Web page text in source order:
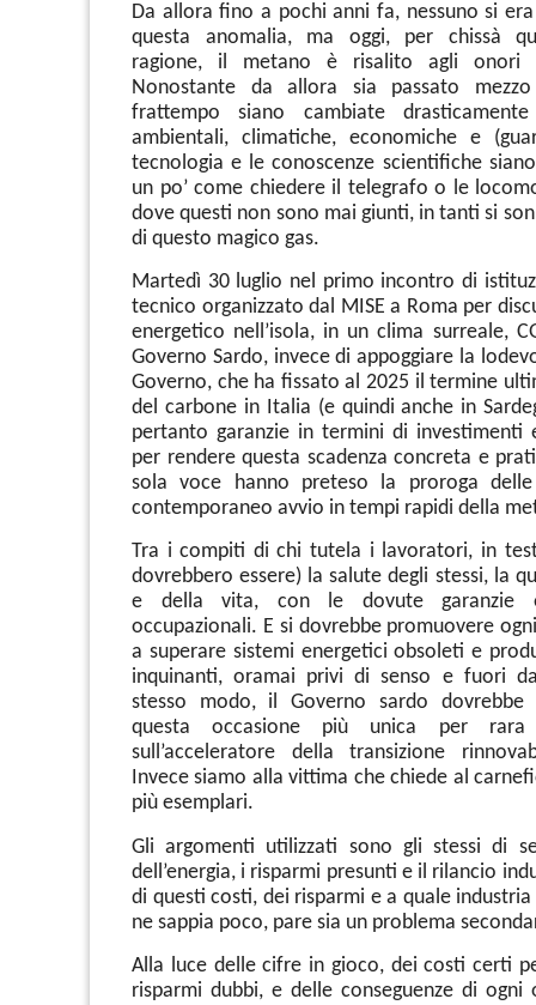
Da allora fino a pochi anni fa, nessuno si
questa anomalia, ma oggi, per chissà
ragione, il metano è risalito agli onori
Nonostante da allora sia passato
frattempo siano cambiate
ambientali, climatiche, economiche e
tecnologia e le conoscenze scientifiche
un po’ come chiedere il telegrafo o le
dove questi non sono mai giunti, in tanti si
di questo magico gas.
Martedì 30 luglio nel primo incontro di
tecnico organizzato dal MISE a Roma per
energetico nell’isola, in un clima surreale,
Governo Sardo, invece di appoggiare la
Governo, che ha fissato al 2025 il termine
del carbone in Italia (e quindi anche in
pertanto garanzie in termini di investimenti
per rendere questa scadenza concreta e
sola voce hanno preteso la proroga
contemporaneo avvio in tempi rapidi della
Tra i compiti di chi tutela i lavoratori, in
dovrebbero essere) la salute degli stessi, la
e della vita, con le dovute garanzie
occupazionali. E si dovrebbe promuovere
a superare sistemi energetici obsoleti e
inquinanti, oramai privi di senso e fuori
stesso modo, il Governo sardo dovrebbe
questa occasione più unica per rara
sull’acceleratore della transizione
Invece siamo alla vittima che chiede al
più esemplari.
Gli argomenti utilizzati sono gli stessi di
dell’energia, i risparmi presunti e il rilancio
di questi costi, dei risparmi e a quale
ne sappia poco, pare sia un problema
Alla luce delle cifre in gioco, dei costi certi
risparmi dubbi, e delle conseguenze di ogni